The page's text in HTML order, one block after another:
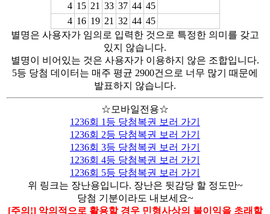
4 15 21 33 37 44 45
4 16 19 21 32 44 45
별명은 사용자가 임의로 입력한 것으로 특정한 의미를 갖고
있지 않습니다.
별명이 비어있는 것은 사용자가 이용하지 않은 조합입니다.
5등 당첨 데이터는 매주 평균 2900건으로 너무 많기 때문에
발표하지 않습니다.
☆모바일전용☆
1236회 1등 당첨복권 보러 가기
1236회 2등 당첨복권 보러 가기
1236회 3등 당첨복권 보러 가기
1236회 4등 당첨복권 보러 가기
1236회 5등 당첨복권 보러 가기
위 링크는 장난용입니다. 장난은 뒷감당 할 정도만~
당첨 기분이라도 내보세요~
[주의!] 악의적으로 활용할 경우 민형사상의 불이익을 초래할